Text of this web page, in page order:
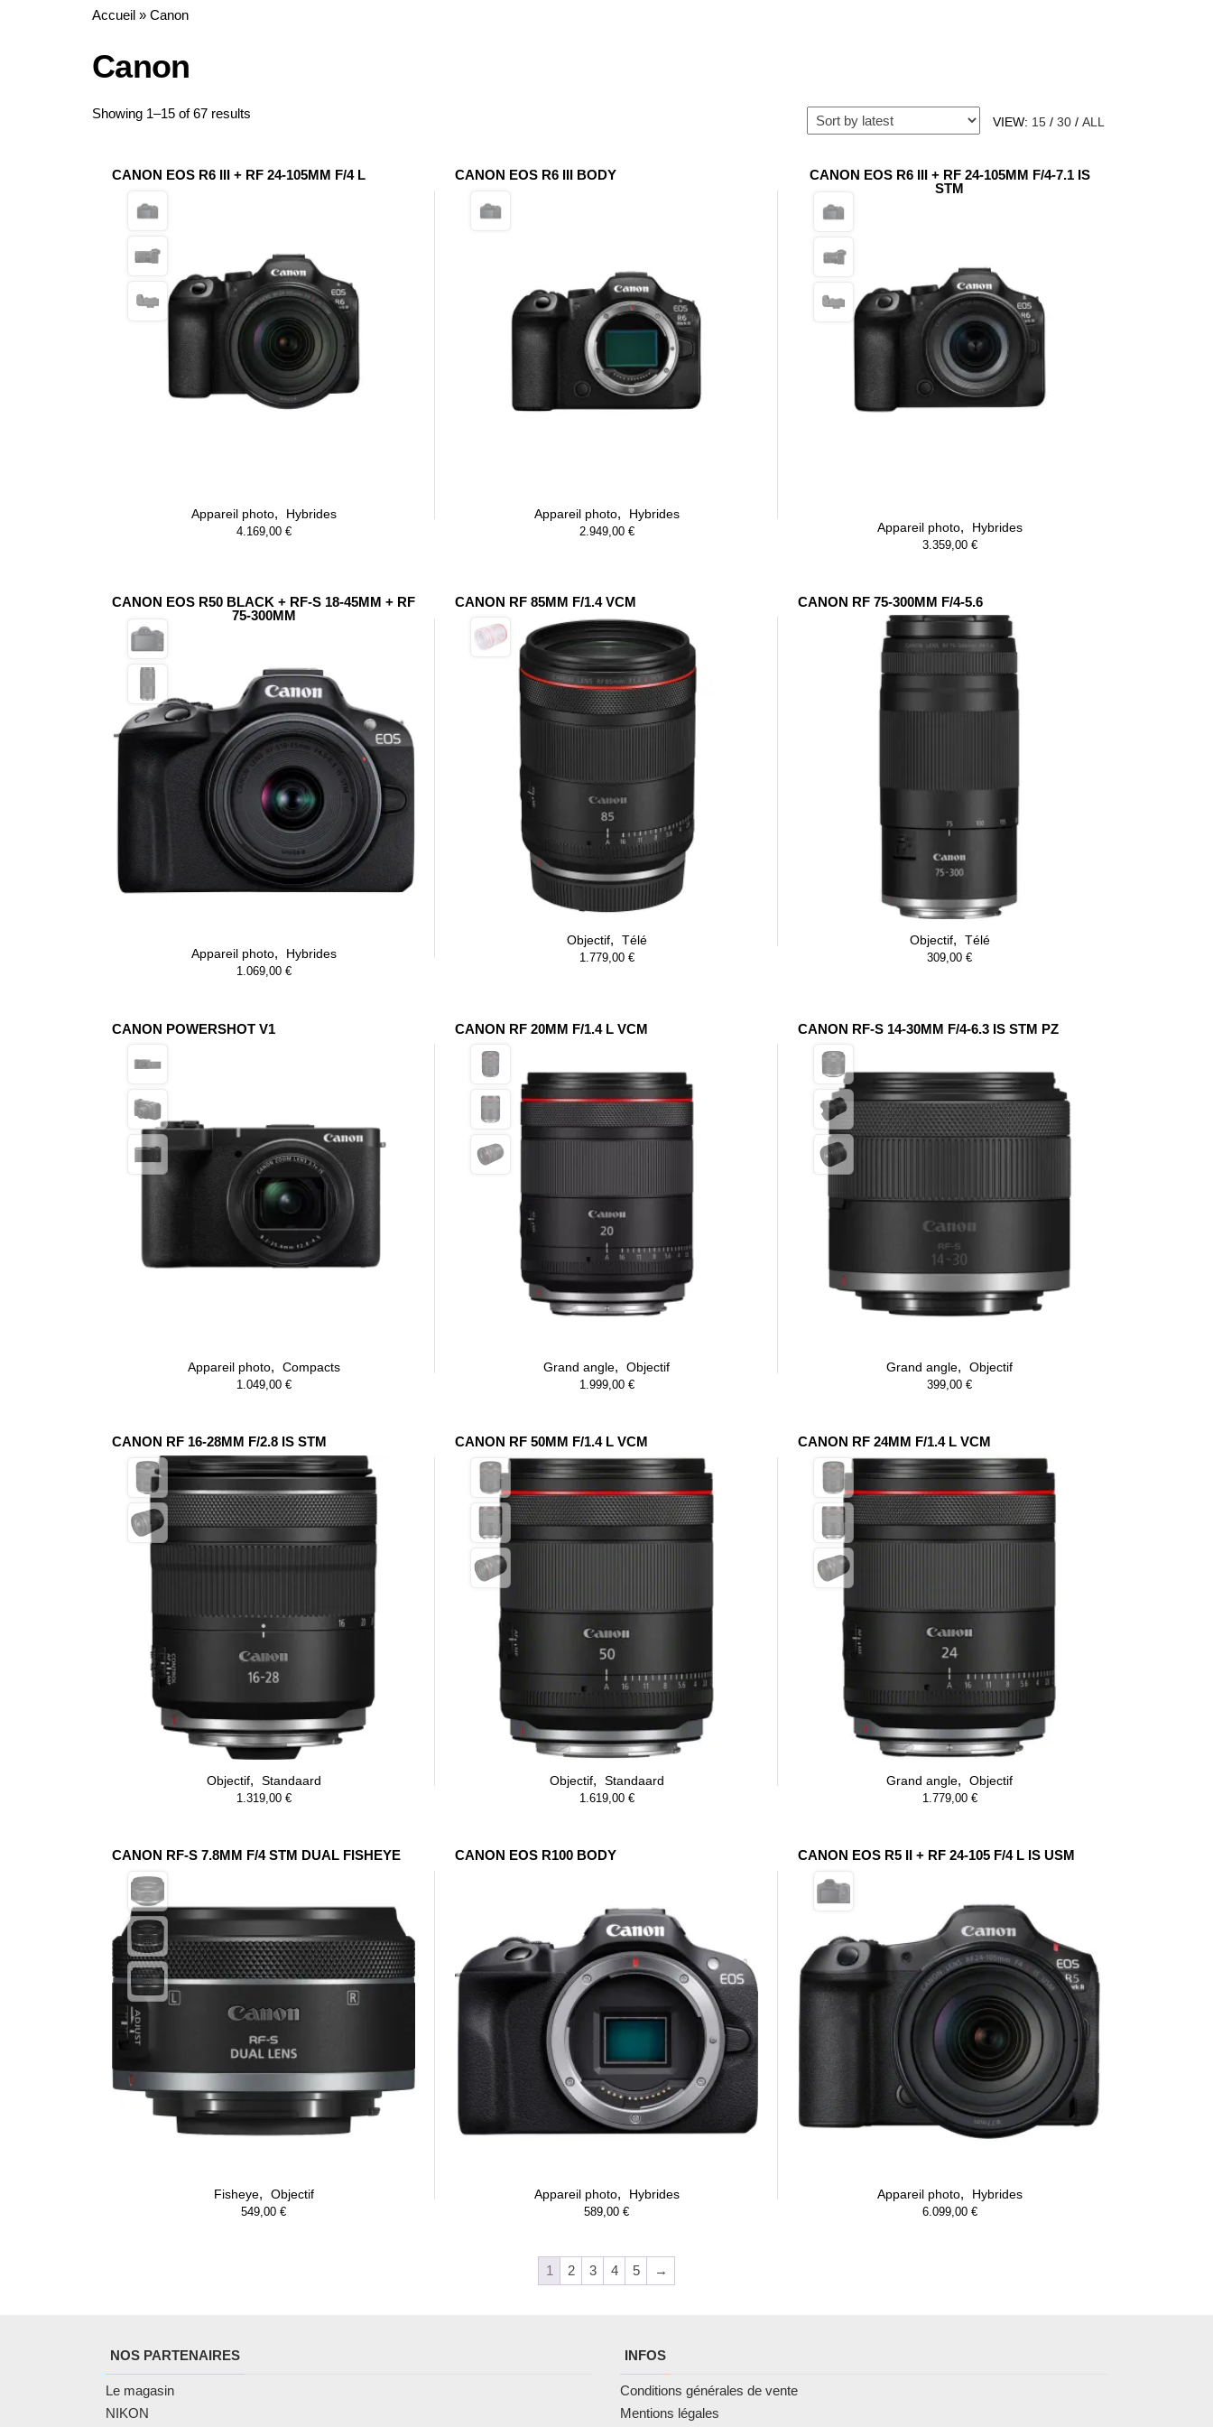
Accueil » Canon
Canon
VIEW: 15 / 30 / ALL
Showing 1–15 of 67 results
CANON EOS R6 III + RF 24-105MM F/4 L
Appareil photo,
Hybrides
4.169,00 €
CANON EOS R6 III BODY
Appareil photo,
Hybrides
2.949,00 €
CANON EOS R6 III + RF 24-105MM F/4-7.1 IS
STM
Appareil photo,
Hybrides
3.359,00 €
CANON EOS R50 BLACK + RF-S 18-45MM + RF
75-300MM
Appareil photo,
Hybrides
1.069,00 €
CANON RF 85MM F/1.4 VCM
Objectif,
Télé
1.779,00 €
CANON RF 75-300MM F/4-5.6
Objectif,
Télé
309,00 €
CANON POWERSHOT V1
Appareil photo,
Compacts
1.049,00 €
CANON RF 20MM F/1.4 L VCM
Grand angle,
Objectif
1.999,00 €
CANON RF-S 14-30MM F/4-6.3 IS STM PZ
Grand angle,
Objectif
399,00 €
CANON RF 16-28MM F/2.8 IS STM
Objectif,
Standaard
1.319,00 €
CANON RF 50MM F/1.4 L VCM
Objectif,
Standaard
1.619,00 €
CANON RF 24MM F/1.4 L VCM
Grand angle,
Objectif
1.779,00 €
CANON RF-S 7.8MM F/4 STM DUAL FISHEYE
Fisheye,
Objectif
549,00 €
CANON EOS R100 BODY
Appareil photo,
Hybrides
589,00 €
CANON EOS R5 II + RF 24-105 F/4 L IS USM
Appareil photo,
Hybrides
6.099,00 €
1 2 3 4 5 →
NOS PARTENAIRES
Le magasin
NIKON
INFOS
Conditions générales de vente
Mentions légales